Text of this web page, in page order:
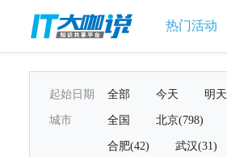
热门活动
起始日期 全部 今天 明天
城市 全国 北京(798)
合肥(42) 武汉(31)